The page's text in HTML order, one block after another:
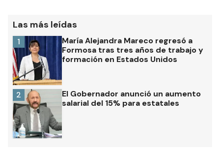
Las más leídas
María Alejandra Mareco regresó a
Formosa tras tres años de trabajo y
formación en Estados Unidos
1
El Gobernador anunció un aumento
salarial del 15% para estatales
2